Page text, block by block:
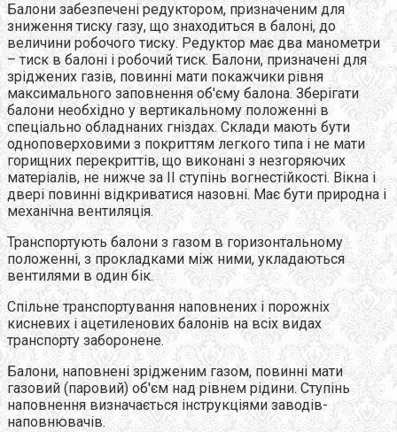
Балони забезпечені редуктором, призначеним для
зниження тиску газу, що знаходиться в балоні, до
величини робочого тиску. Редуктор має два манометри
– тиск в балоні і робочий тиск. Балони, призначені для
зріджених газів, повинні мати покажчики рівня
максимального заповнення об'єму балона. Зберігати
балони необхідно у вертикальному положенні в
спеціально обладнаних гніздах. Склади мають бути
одноповерховими з покриттям легкого типа і не мати
горищних перекриттів, що виконані з незгоряючих
матеріалів, не нижче за II ступінь вогнестійкості. Вікна і
двері повинні відкриватися назовні. Має бути природна і
механічна вентиляція.
Транспортують балони з газом в горизонтальному
положенні, з прокладками між ними, укладаються
вентилями в один бік.
Спільне транспортування наповнених і порожніх
кисневих і ацетиленових балонів на всіх видах
транспорту заборонене.
Балони, наповнені зрідженим газом, повинні мати
газовий (паровий) об'єм над рівнем рідини. Ступінь
наповнення визначається інструкціями заводів-
наповнювачів.